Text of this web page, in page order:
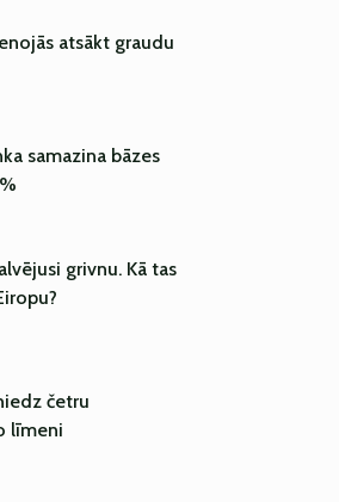
atsākt graudu
samazina bāzes
grivnu. Kā tas
četru
līmeni